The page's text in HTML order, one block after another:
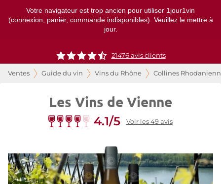
Votre navigateur est trop ancien pour utiliser 1jour1vin
(connexion, panier, commande indisponibles). Veuillez le mettre à
jour.
21476avis clients
Ventes Guide du vin Vins du Rhône Collines
Les Vins de Vienne
4.1/5 Voir les 49 avis